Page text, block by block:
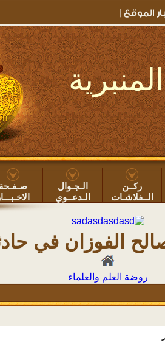
خطبة: بعض أضرار سهر الليل خطب الروضة ۞
ركــن
الــفلاشـات
الـجـوال
الـدعــوي
صـفـحة
الفوزان في
روضة العلم والعلماء